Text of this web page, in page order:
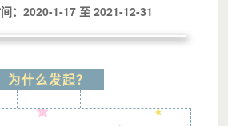
：2020-1-17 至 2021-12-31
为什么发起？